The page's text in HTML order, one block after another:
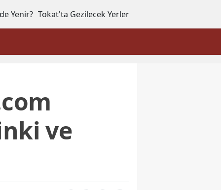
Yenir? Tokat'ta Gezilecek Yerler
ve